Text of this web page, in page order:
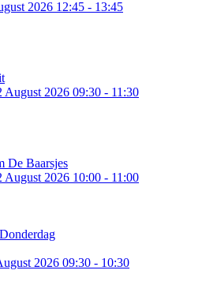
2026 12:45 - 13:45
August 2026 09:30 - 11:30
De Baarsjes
August 2026 10:00 - 11:00
2026 09:30 - 10:30